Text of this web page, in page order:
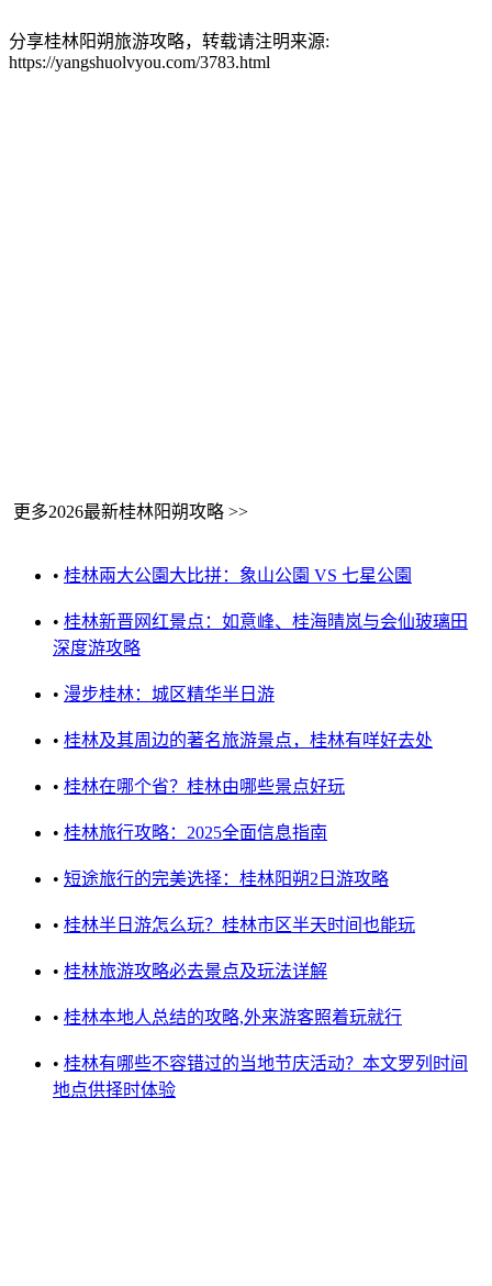
分享桂林阳朔旅游攻略，转载请注明来源:
https://yangshuolvyou.com/3783.html
更多2026最新桂林阳朔攻略 >>
• 桂林兩大公園大比拼：象山公園 VS 七星公園
• 桂林新晋网红景点：如意峰、桂海晴岚与会仙玻璃田
深度游攻略
• 漫步桂林：城区精华半日游
• 桂林及其周边的著名旅游景点，桂林有咩好去处
• 桂林在哪个省？桂林由哪些景点好玩
• 桂林旅行攻略：2025全面信息指南
• 短途旅行的完美选择：桂林阳朔2日游攻略
• 桂林半日游怎么玩？桂林市区半天时间也能玩
• 桂林旅游攻略必去景点及玩法详解
• 桂林本地人总结的攻略,外来游客照着玩就行
• 桂林有哪些不容错过的当地节庆活动？本文罗列时间
地点供择时体验